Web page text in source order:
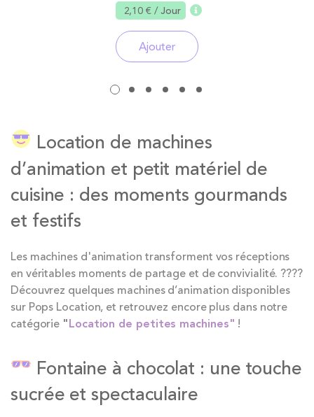
2,10 €/ Jour
Ajouter
Location de machines
d’animation et petit matériel de
cuisine : des moments gourmands
et festifs
Les machines d'animation transforment vos réceptions
en véritables moments de partage et de convivialité. ????
Découvrez quelques machines d’animation disponibles
sur Pops Location, et retrouvez encore plus dans notre
catégorie "Location de petites machines" !
Fontaine à chocolat : une touche
sucrée et spectaculaire